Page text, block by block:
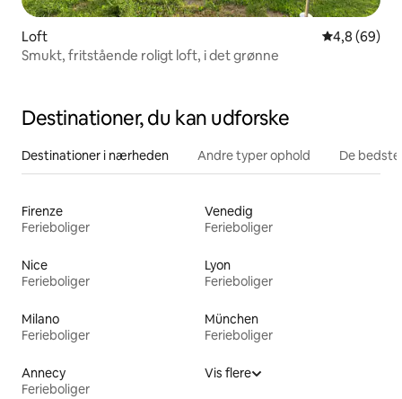
Loft 4,8 ud af 5 i
4,8 (69)
Smukt, fritstående roligt loft, i det grønne
Destinationer, du kan udforske
Destinationer i nærheden Andre typer ophold De
Firenze
Ferieboliger
Venedig
Ferieboliger
Nice
Ferieboliger
Lyon
Ferieboliger
Milano
Ferieboliger
München
Ferieboliger
Annecy
Ferieboliger
Vis flere